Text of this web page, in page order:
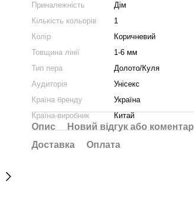
Приналежність
Дім
Кількість кольорів
1
Колір
Коричневий
Товщина лінії
1-6 мм
Тип пера
Долото/Куля
Аудиторія
Унісекс
Країна бренду
Україна
Країна-виробник
Китай
Опис
Новий відгук або коментар
Доставка
Оплата